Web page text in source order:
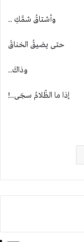
وأشتاقُ شمَّكِ ..
حتى يضيقُ الخناقْ
وذاكَ..
إذا ما الظّلامُ سجَى..!